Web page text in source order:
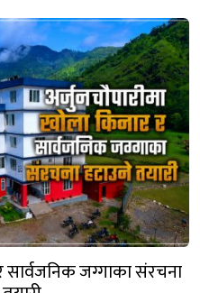
सार्वजनिक जग्गाका संरचना